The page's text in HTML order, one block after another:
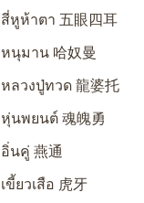
สี่หูห้าตา 五眼四耳
หนุมาน 哈奴曼
หลวงปู่ทวด 龍婆托
หุ่นพยนต์ 魂魄勇
อิ่นคู่ 燕通
เขี้ยวเสือ 虎牙